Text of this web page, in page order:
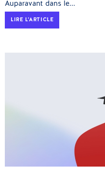
Auparavant dans le...
LIRE L'ARTICLE